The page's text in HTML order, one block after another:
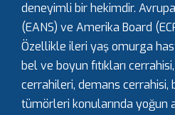
deneyimli bir hekimdir.
(EANS) ve Amerika Board
Özellikle ileri yaş omurga
bel ve boyun fıtıkları
cerrahileri, demans cerrahisi,
tümörleri konularında yoğun